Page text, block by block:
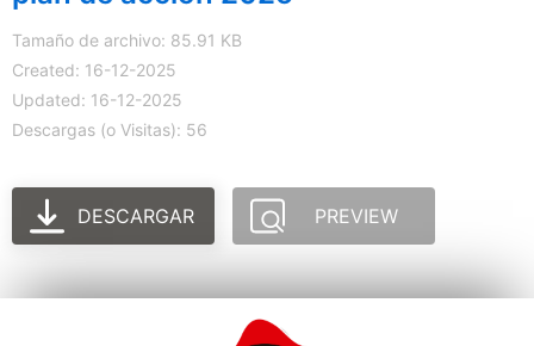
Tamaño de archivo: 85.91 KB
Created: 16-12-2025
Updated: 16-12-2025
Descargas (o Visitas): 56
DESCARGAR PREVIEW